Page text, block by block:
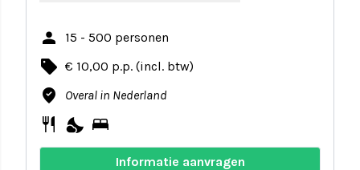
person 15 - 500 personen
local_offer € 10,00 p.p. (incl. btw)
where_to_vote Overal in Nederland
restaurant nights_stay bed
Informatie aanvragen